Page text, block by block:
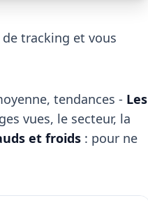
tracking et vous
tendances - Les
vues, le secteur, la
et froids : pour ne